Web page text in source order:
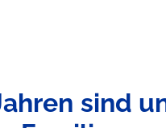
sind